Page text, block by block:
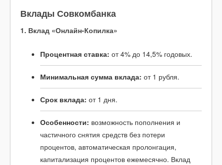
Вклады Совкомбанка
1. Вклад «Онлайн-Копилка»
Процентная ставка: от 4% до 14,5% годовых.
Минимальная сумма вклада: от 1 рубля.
Срок вклада: от 1 дня.
Особенности: возможность пополнения и
частичного снятия средств без потери
процентов, автоматическая пролонгация,
капитализация процентов ежемесячно. Вклад